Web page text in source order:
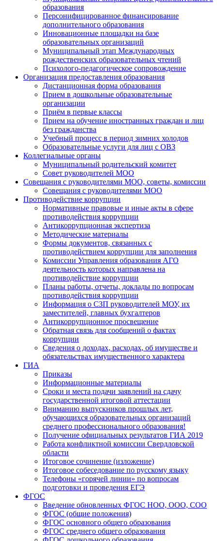
образования
Персонифицированное финансирование
дополнительного образования
Инновационные площадки на базе
образовательных организаций
Муниципальный этап Международных
рождественских образовательных чтений
Психолого-педагогическое сопровождение
Организация предоставления образования
Дистанционная форма образования
Прием в дошкольные образовательные
организации
Приём в первые классы
Прием на обучение иностранных граждан и лиц
без гражданства
Учебный процесс в период зимних холодов
Образовательные услуги для лиц с ОВЗ
Коллегиальные органы
Муниципальный родительский комитет
Совет руководителей МОО
Совещания с руководителями МОО, советы, комиссии
Совещания с руководителями МОО
Противодействие коррупции
Нормативные правовые и иные акты в сфере
противодействия коррупции
Антикоррупционная экспертиза
Методические материалы
Формы документов, связанных с
противодействием коррупции для заполнения
Комиссии Управления образования АГО
деятельность которых направлена на
противодействие коррупции
Планы работы, отчеты, доклады по вопросам
противодействия коррупции
Информация о СЗП руководителей МОУ, их
заместителей, главных бухгалтеров
Антикоррупционное просвещение
Обратная связь для сообщений о фактах
коррупции
Сведения о доходах, расходах, об имуществе и
обязательствах имущественного характера
ГИА
Приказы
Информационные материалы
Сроки и места подачи заявлений на сдачу
государственной итоговой аттестации
Вниманию выпускников прошлых лет,
обучающихся образовательных организаций
среднего профессионального образования!
Получение официальных результатов ГИА 2019
Работа конфликтной комиссии Свердловской
области
Итоговое сочинение (изложение)
Итоговое собеседование по русскому языку
Телефоны «горячей линии» по вопросам
подготовки и проведения ЕГЭ
ФГОС
Введение обновленных ФГОС НОО, ООО, СОО
ФГОС (общие положения)
ФГОС основного общего образования
ФГОС среднего общего образования